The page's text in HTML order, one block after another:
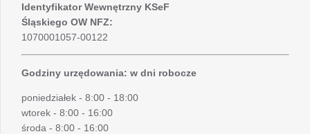
Identyfikator Wewnętrzny KSeF
Śląskiego OW NFZ:
1070001057-00122
Godziny urzędowania: w dni robocze
poniedziałek - 8:00 - 18:00
wtorek - 8:00 - 16:00
środa - 8:00 - 16:00